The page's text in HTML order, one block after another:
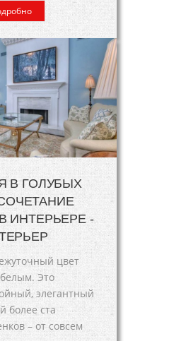
В ГОЛУБЫХ
ИНТЕРЬЕРЕ -
цвет
Это
элегантный
более ста
– от совсем